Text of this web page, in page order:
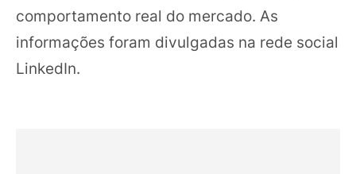
comportamento real do mercado. As
informações foram divulgadas na rede social
LinkedIn.